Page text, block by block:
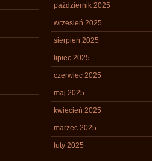
październik 2025
wrzesień 2025
sierpień 2025
lipiec 2025
czerwiec 2025
maj 2025
kwiecień 2025
marzec 2025
luty 2025